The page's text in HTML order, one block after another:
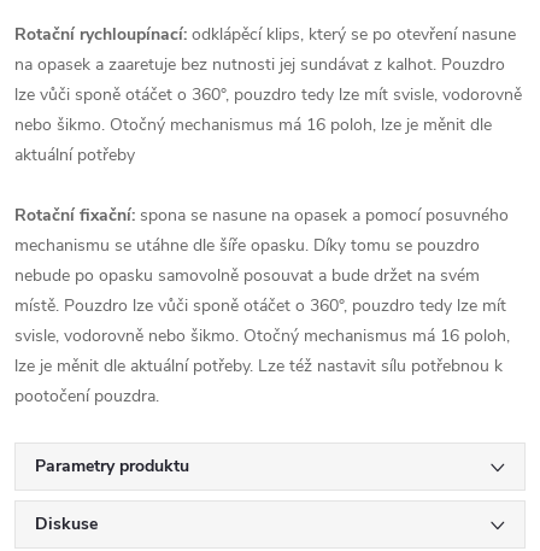
Rotační rychloupínací: odklápěcí klips, který se po otevření nasune
na opasek a zaaretuje bez nutnosti jej sundávat z kalhot. Pouzdro
lze vůči sponě otáčet o 360°, pouzdro tedy lze mít svisle, vodorovně
nebo šikmo. Otočný mechanismus má 16 poloh, lze je měnit dle
aktuální potřeby
Rotační fixační: spona se nasune na opasek a pomocí posuvného
mechanismu se utáhne dle šíře opasku. Díky tomu se pouzdro
nebude po opasku samovolně posouvat a bude držet na svém
místě. Pouzdro lze vůči sponě otáčet o 360°, pouzdro tedy lze mít
svisle, vodorovně nebo šikmo. Otočný mechanismus má 16 poloh,
lze je měnit dle aktuální potřeby. Lze též nastavit sílu potřebnou k
pootočení pouzdra.
Parametry produktu
Diskuse